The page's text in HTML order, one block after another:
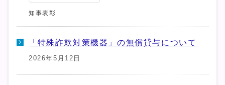
知事表彰
「特殊詐欺対策機器」の無償貸与について
2026年5月12日